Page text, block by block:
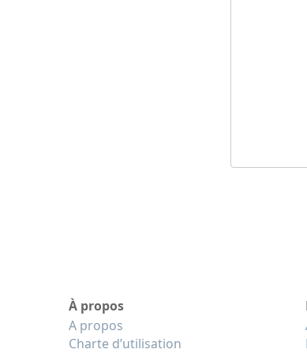
À propos
A propos
Charte d’utilisation